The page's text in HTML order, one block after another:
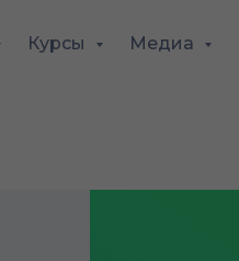
Курсы Медиа